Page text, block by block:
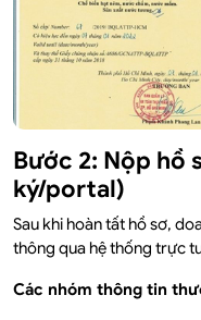
Bước 2: Nộp hồ
ký/portal)
Sau khi hoàn tất hồ sơ,
thông qua hệ thống trực
Các nhóm thông tin